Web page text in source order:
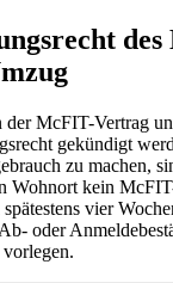
McFIT-Vertrag
gekündigt
zu machen,
Wohnort kein
vier
oder